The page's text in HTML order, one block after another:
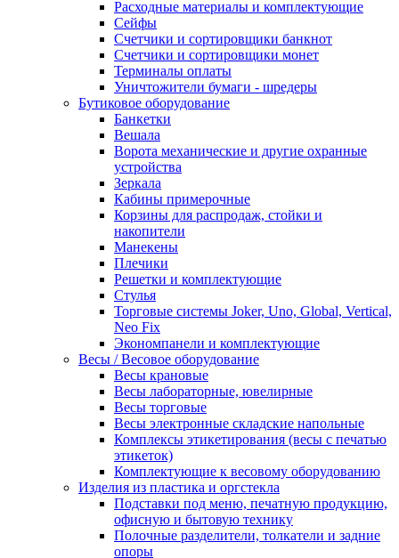
Расходные материалы и комплектующие
Сейфы
Счетчики и сортировщики банкнот
Счетчики и сортировщики монет
Терминалы оплаты
Уничтожители бумаги - шредеры
Бутиковое оборудование
Банкетки
Вешала
Ворота механические и другие охранные
устройства
Зеркала
Кабины примерочные
Корзины для распродаж, стойки и
накопители
Манекены
Плечики
Решетки и комплектующие
Стулья
Торговые системы Joker, Uno, Global, Vertical,
Neo Fix
Экономпанели и комплектующие
Весы / Весовое оборудование
Весы крановые
Весы лабораторные, ювелирные
Весы торговые
Весы электронные складские напольные
Комплексы этикетирования (весы с печатью
этикеток)
Комплектующие к весовому оборудованию
Изделия из пластика и оргстекла
Подставки под меню, печатную продукцию,
офисную и бытовую технику
Полочные разделители, толкатели и задние
опоры